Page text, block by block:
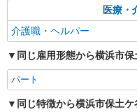
医療・
介護職・ヘルパー
同じ雇用形態から横浜市
パート
同じ特徴から横浜市保土